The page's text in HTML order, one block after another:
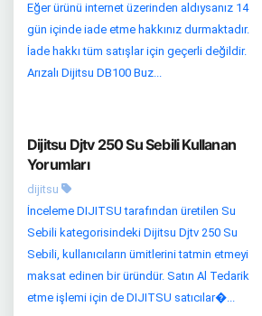
Eğer ürünü internet üzerinden aldıysanız 14
gün içinde iade etme hakkınız durmaktadır.
İade hakkı tüm satışlar için geçerli değildir.
Arızalı Dijitsu DB100 Buz...
Dijitsu Djtv 250 Su Sebili Kullanan
Yorumları
dijitsu
İnceleme DIJITSU tarafından üretilen Su
Sebili kategorisindeki Dijitsu Djtv 250 Su
Sebili, kullanıcıların ümitlerini tatmin etmeyi
maksat edinen bir üründür. Satın Al Tedarik
etme işlemi için de DIJITSU satıcılar�...